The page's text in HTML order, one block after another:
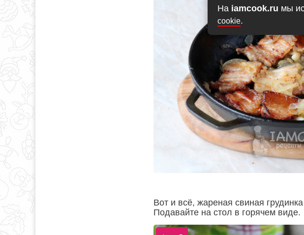
На iamcook.ru мы
cookie.
Вот и всё, жареная свиная
Подавайте на стол в горячем виде.